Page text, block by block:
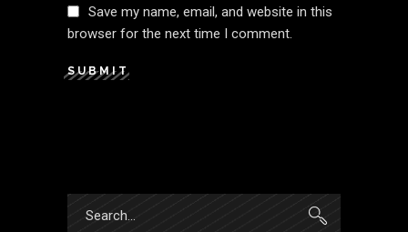
Save my name, email, and website in this
browser for the next time I comment.
SUBMIT